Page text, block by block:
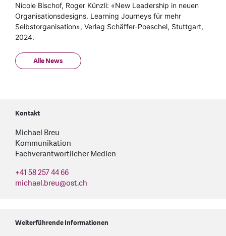
Nicole Bischof, Roger Künzli: «New Leadership in neuen
Organisationsdesigns. Learning Journeys für mehr
Selbstorganisation», Verlag Schäffer-Poeschel, Stuttgart,
2024.
Alle News
Kontakt
Michael Breu
Kommunikation
Fachverantwortlicher Medien
+41 58 257 44 66
michael.breu@ost.ch
Weiterführende Informationen